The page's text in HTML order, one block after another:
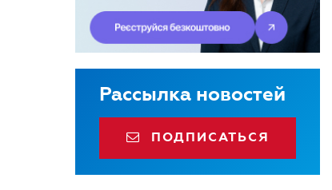
Рассылка новостей
ПОДПИСАТЬСЯ